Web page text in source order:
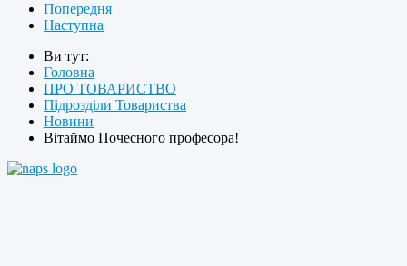
Попередня
Наступна
Ви тут:
Головна
ПРО ТОВАРИСТВО
Підрозділи Товариства
Новини
Вітаймо Почесного професора!